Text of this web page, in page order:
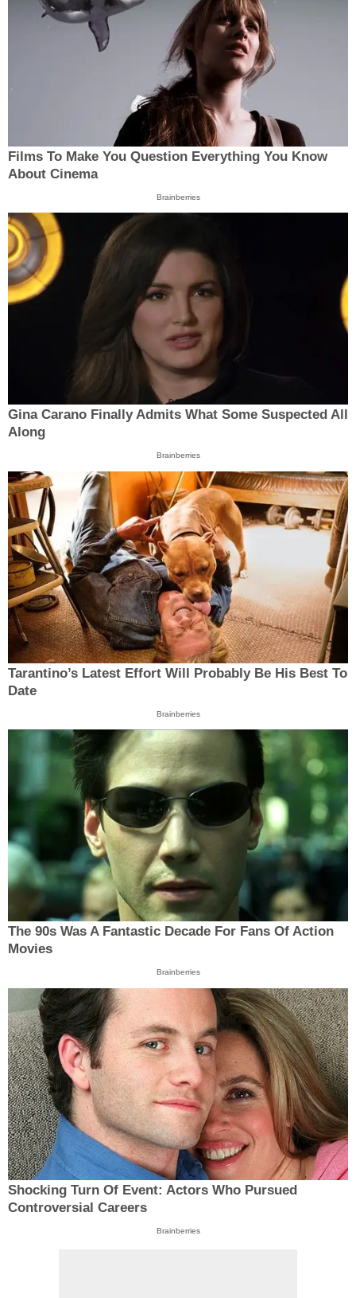
Films To Make You Question Everything You Know
About Cinema
Brainberries
Gina Carano Finally Admits What Some Suspected All
Along
Brainberries
Tarantino’s Latest Effort Will Probably Be His Best To
Date
Brainberries
The 90s Was A Fantastic Decade For Fans Of Action
Movies
Brainberries
Shocking Turn Of Event: Actors Who Pursued
Controversial Careers
Brainberries